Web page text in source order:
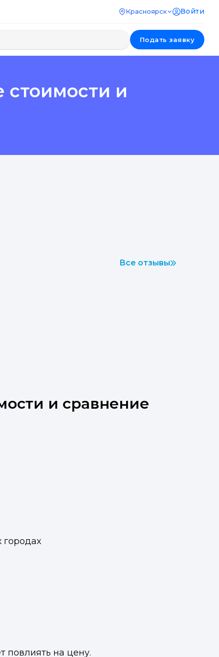
Красноярск Войти
Подать заявку
и
Все отзывы
и сравнение
городах
повлиять на цену.